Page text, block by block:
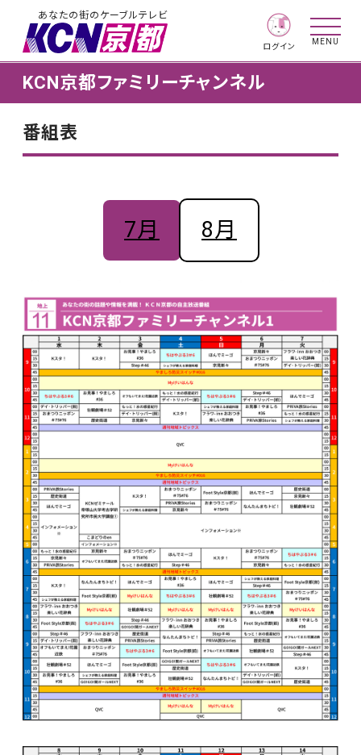
あなたの街のケーブルテレビ
ログイン
MENU
KCN京都ファミリーチャンネル
番組表
7月 8月